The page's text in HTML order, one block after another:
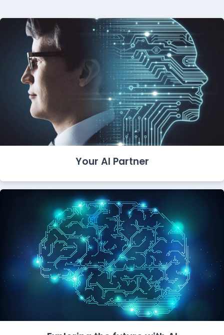
Your AI Partner